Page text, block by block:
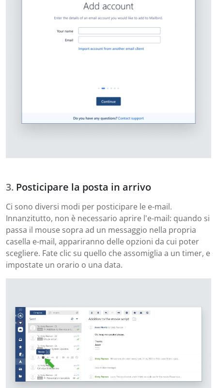
Posticipare la posta in arrivo
Ci sono diversi modi per posticipare le e-mail.
Innanzitutto, non è necessario aprire l'e-mail: quando si
passa il mouse sopra ad un messaggio nella propria
casella e-mail, appariranno delle opzioni da cui poter
scegliere. Fate clic su quello che assomiglia a un timer, e
impostate un orario o una data.